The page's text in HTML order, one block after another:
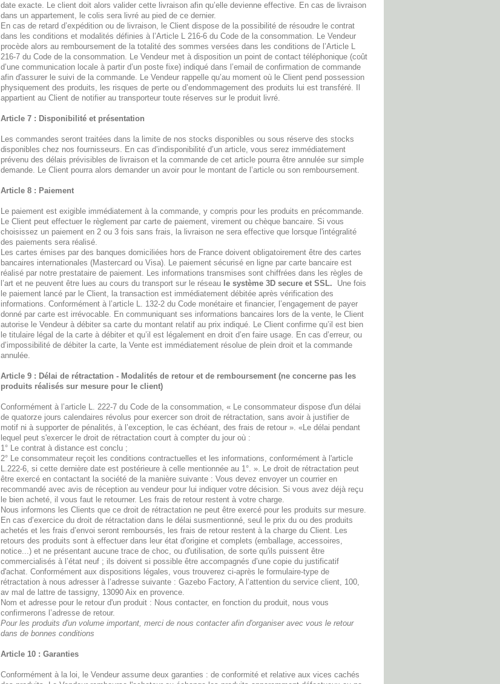
date exacte. Le client doit alors valider cette livraison afin qu’elle devienne effective. En cas de livraison
dans un appartement, le colis sera livré au pied de ce dernier.
En cas de retard d’expédition ou de livraison, le Client dispose de la possibilité de résoudre le contrat
dans les conditions et modalités définies à l’Article L 216-6 du Code de la consommation. Le Vendeur
procède alors au remboursement de la totalité des sommes versées dans les conditions de l’Article L
216-7 du Code de la consommation. Le Vendeur met à disposition un point de contact téléphonique (coût
d’une communication locale à partir d’un poste fixe) indiqué dans l’email de confirmation de commande
afin d'assurer le suivi de la commande. Le Vendeur rappelle qu’au moment où le Client pend possession
physiquement des produits, les risques de perte ou d’endommagement des produits lui est transféré. Il
appartient au Client de notifier au transporteur toute réserves sur le produit livré.
Article 7 : Disponibilité et présentation
Les commandes seront traitées dans la limite de nos stocks disponibles ou sous réserve des stocks
disponibles chez nos fournisseurs. En cas d’indisponibilité d’un article, vous serez immédiatement
prévenu des délais prévisibles de livraison et la commande de cet article pourra être annulée sur simple
demande. Le Client pourra alors demander un avoir pour le montant de l’article ou son remboursement.
Article 8 : Paiement
Le paiement est exigible immédiatement à la commande, y compris pour les produits en précommande.
Le Client peut effectuer le règlement par carte de paiement, virement ou chèque bancaire. Si vous
choisissez un paiement en 2 ou 3 fois sans frais, la livraison ne sera effective que lorsque l'intégralité
des paiements sera réalisé.
Les cartes émises par des banques domiciliées hors de France doivent obligatoirement être des cartes
bancaires internationales (Mastercard ou Visa). Le paiement sécurisé en ligne par carte bancaire est
réalisé par notre prestataire de paiement. Les informations transmises sont chiffrées dans les règles de
l’art et ne peuvent être lues au cours du transport sur le réseau le système 3D secure et SSL. Une fois
le paiement lancé par le Client, la transaction est immédiatement débitée après vérification des
informations. Conformément à l’article L. 132-2 du Code monétaire et financier, l’engagement de payer
donné par carte est irrévocable. En communiquant ses informations bancaires lors de la vente, le Client
autorise le Vendeur à débiter sa carte du montant relatif au prix indiqué. Le Client confirme qu’il est bien
le titulaire légal de la carte à débiter et qu’il est légalement en droit d’en faire usage. En cas d’erreur, ou
d’impossibilité de débiter la carte, la Vente est immédiatement résolue de plein droit et la commande
annulée.
Article 9 : Délai de rétractation - Modalités de retour et de remboursement (ne concerne pas les
produits réalisés sur mesure pour le client)
Conformément à l’article L. 222-7 du Code de la consommation, « Le consommateur dispose d'un délai
de quatorze jours calendaires révolus pour exercer son droit de rétractation, sans avoir à justifier de
motif ni à supporter de pénalités, à l’exception, le cas échéant, des frais de retour ». «Le délai pendant
lequel peut s'exercer le droit de rétractation court à compter du jour où :
1° Le contrat à distance est conclu ;
2° Le consommateur reçoit les conditions contractuelles et les informations, conformément à l'article
L.222-6, si cette dernière date est postérieure à celle mentionnée au 1°. ». Le droit de rétractation peut
être exercé en contactant la société de la manière suivante : Vous devez envoyer un courrier en
recommandé avec avis de réception au vendeur pour lui indiquer votre décision. Si vous avez déjà reçu
le bien acheté, il vous faut le retourner. Les frais de retour restent à votre charge.
Nous informons les Clients que ce droit de rétractation ne peut être exercé pour les produits sur mesure.
En cas d’exercice du droit de rétractation dans le délai susmentionné, seul le prix du ou des produits
achetés et les frais d’envoi seront remboursés, les frais de retour restent à la charge du Client. Les
retours des produits sont à effectuer dans leur état d'origine et complets (emballage, accessoires,
notice...) et ne présentant aucune trace de choc, ou d'utilisation, de sorte qu'ils puissent être
commercialisés à l’état neuf ; ils doivent si possible être accompagnés d’une copie du justificatif
d'achat. Conformément aux dispositions légales, vous trouverez ci-après le formulaire-type de
rétractation à nous adresser à l’adresse suivante : Gazebo Factory, A l’attention du service client, 100,
av mal de lattre de tassigny, 13090 Aix en provence.
Nom et adresse pour le retour d'un produit : Nous contacter, en fonction du produit, nous vous
confirmerons l’adresse de retour.
Pour les produits d'un volume important, merci de nous contacter afin d'organiser avec vous le retour
dans de bonnes conditions
Article 10 : Garanties
Conformément à la loi, le Vendeur assume deux garanties : de conformité et relative aux vices cachés